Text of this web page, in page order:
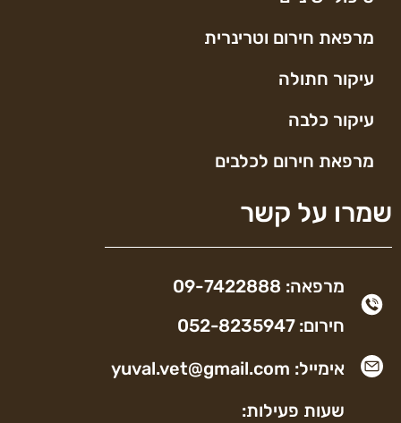
מרפאת חירום וטרינרית
עיקור חתולה
עיקור כלבה
מרפאת חירום לכלבים
שמרו על קשר
מרפאה: 09-7422888
חירום: 052-8235947
אימייל: yuval.vet@gmail.com
שעות פעילות: